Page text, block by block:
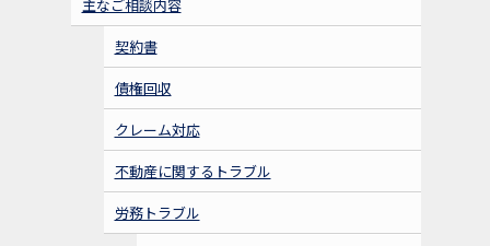
主なご相談内容
契約書
債権回収
クレーム対応
不動産に関するトラブル
労務トラブル